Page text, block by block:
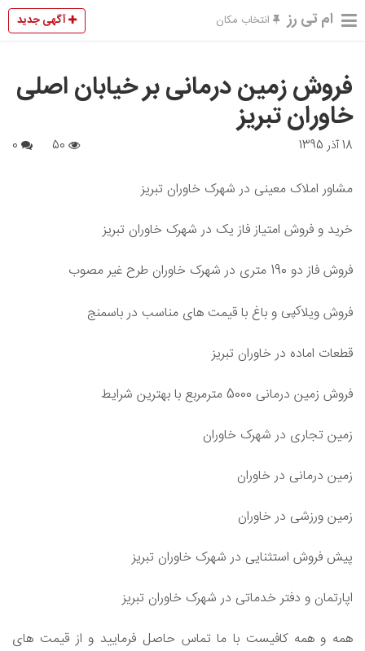
ام تی رز انتخاب مکان آگهی جدید
فروش زمین درمانی بر خیابان اصلی
خاوران تبریز
18 آذر 1395
مشاور املاک معینی در شهرک خاوران تبریز
خرید و فروش امتیاز فاز یک در شهرک خاوران تبریز
فروش فاز دو 190 متری در شهرک خاوران طرح غیر مصوب
فروش ویلاکپی و باغ با قیمت های مناسب در باسمنج
قطعات اماده در خاوران تبریز
فروش زمین درمانی 5000 مترمربع با بهترین شرایط
زمین تجاری در شهرک خاوران
زمین درمانی در خاوران
زمین ورزشی در خاوران
پیش فروش استثنایی در شهرک خاوران تبریز
اپارتمان و دفتر خدماتی در شهرک خاوران تبریز
همه و همه کافیست با ما تماس حاصل فرمایید و از قیمت های